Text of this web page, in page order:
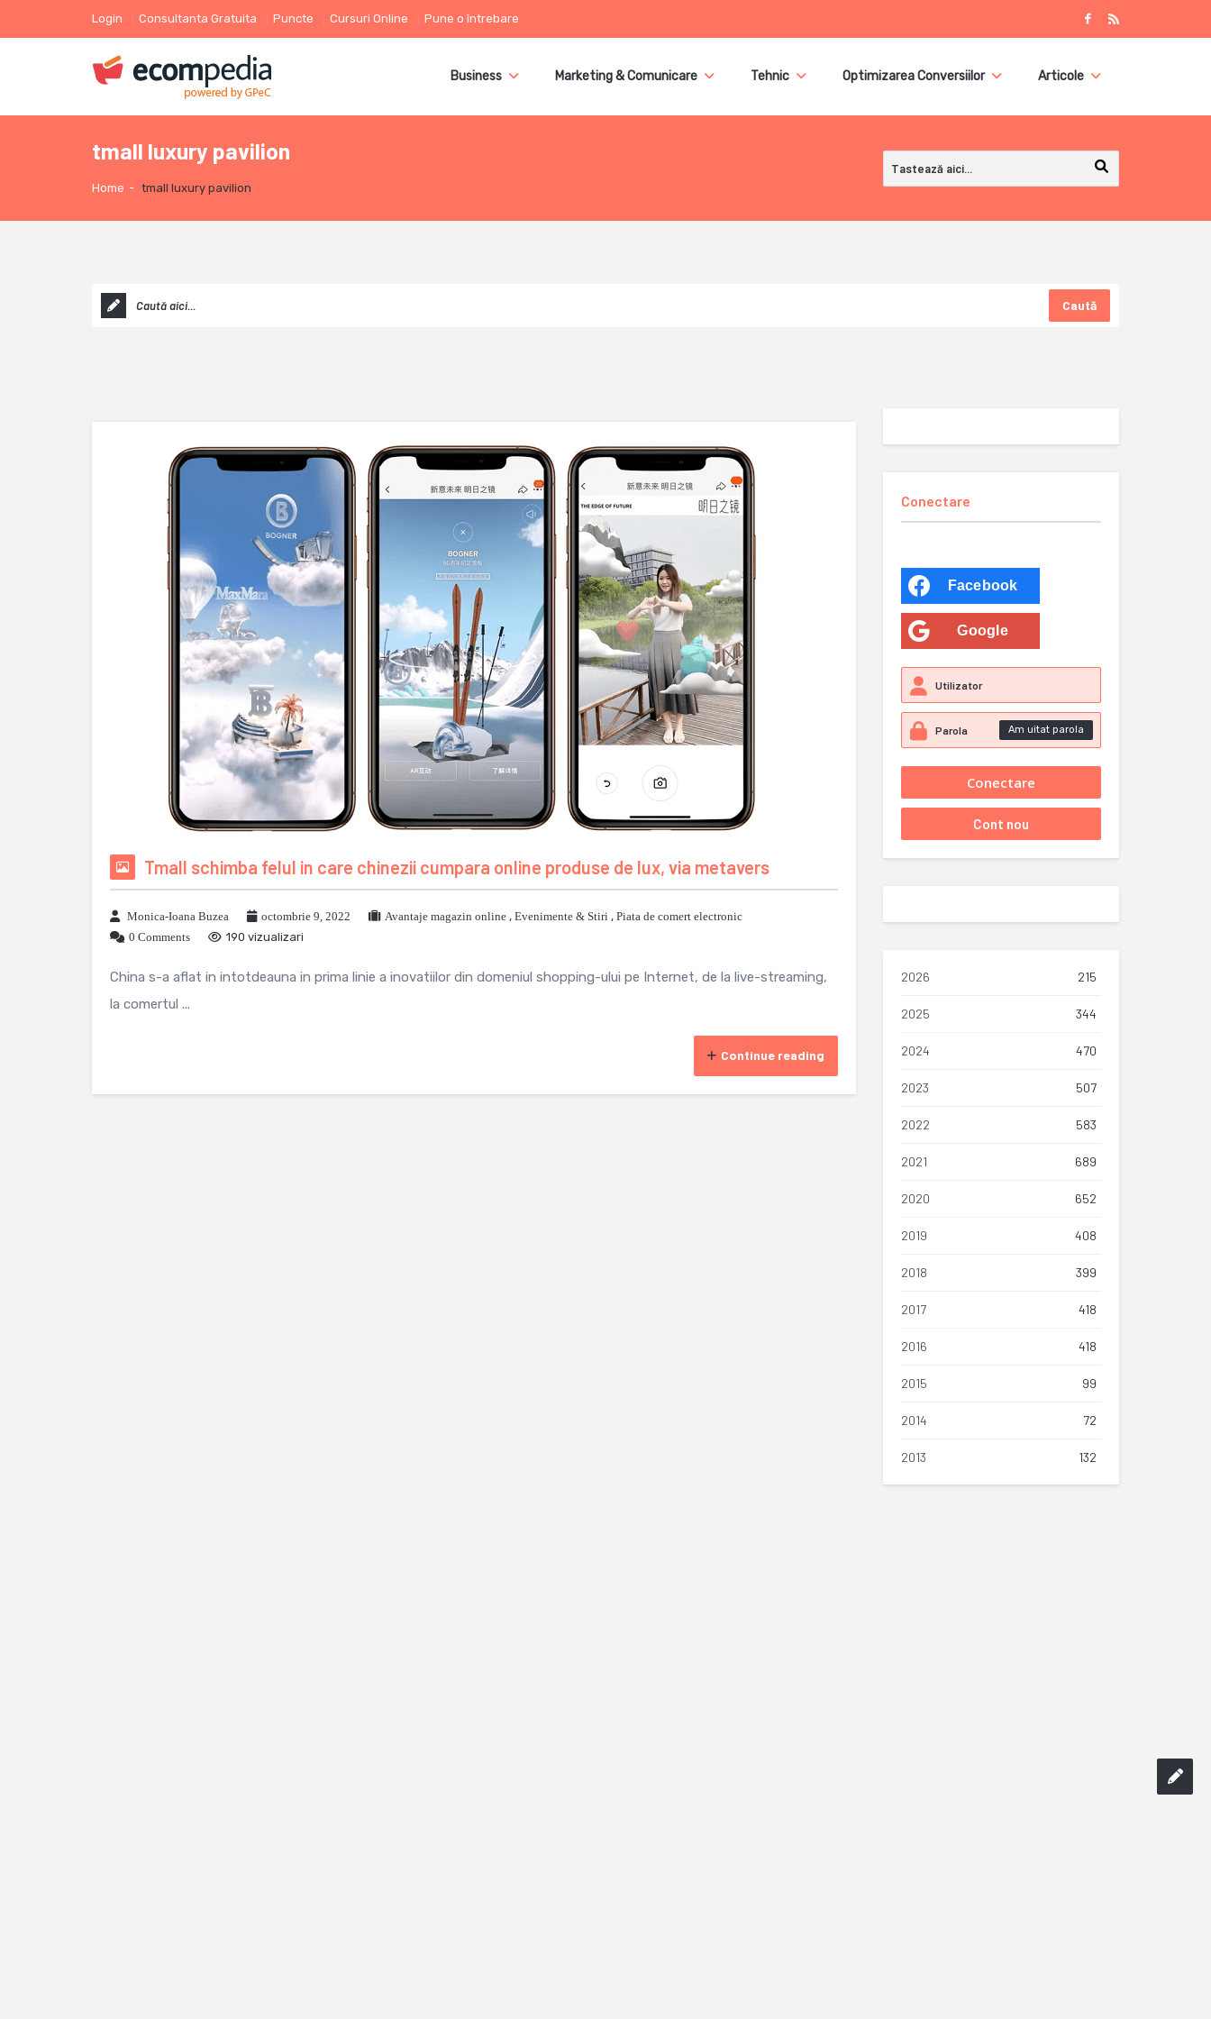
Login Consultanta Gratuita Puncte Cursuri Online Pune o întrebare
Business Marketing & Comunicare Tehnic Optimizarea Conversiilor Articole
tmall luxury pavilion
Home - tmall luxury pavilion
Caută
Tmall schimba felul in care chinezii cumpara online produse de lux, via metavers
Monica-Ioana Buzea octombrie 9, 2022 Avantaje magazin online , Evenimente & Stiri , Piata de comert electronic
0 Comments
190 vizualizari
China s-a aflat in intotdeauna in prima linie a inovatiilor din domeniul shopping-ului pe Internet, de la live-streaming,
la comertul ...
Continue reading
Conectare
Facebook
Google
Am uitat parola
2026 215
2025 344
2024 470
2023 507
2022 583
2021 689
2020 652
2019 408
2018 399
2017 418
2016 418
2015 99
2014 72
2013 132